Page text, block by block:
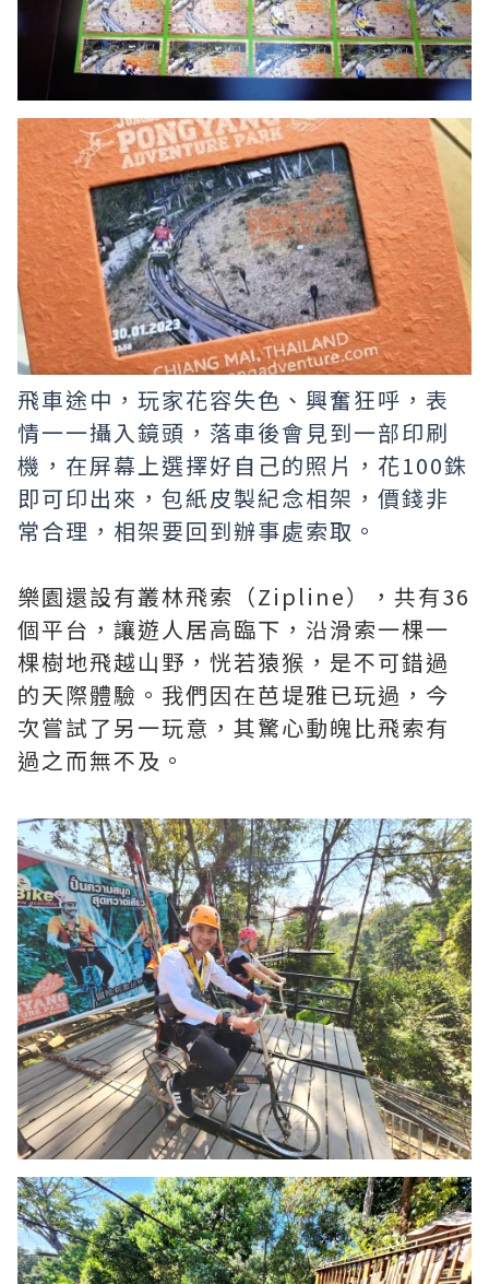
飛車途中，玩家花容失色、興奮狂呼，表
情一一攝入鏡頭，落車後會見到一部印刷
機，在屏幕上選擇好自己的照片，花100銖
即可印出來，包紙皮製紀念相架，價錢非
常合理，相架要回到辦事處索取。
樂園還設有叢林飛索（Zipline），共有36
個平台，讓遊人居高臨下，沿滑索一棵一
棵樹地飛越山野，恍若猿猴，是不可錯過
的天際體驗。我們因在芭堤雅已玩過，今
次嘗試了另一玩意，其驚心動魄比飛索有
過之而無不及。